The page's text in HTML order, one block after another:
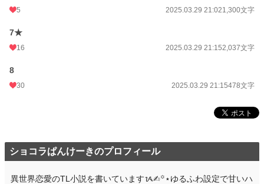
5 2025.03.29 21:021,300文字
7★
16 2025.03.29 21:152,037文字
8
30 2025.03.29 21:15478文字
ショコラぱんけーきのプロフィール
異世界恋愛のTL小説を書いていますᝰ✍︎꙳⋆ゆるふわ設定で甘いハ